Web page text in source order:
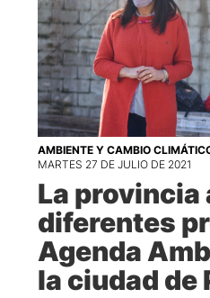
AMBIENTE Y CAMBIO
MARTES 27 DE JULIO DE 2021
La provincia
diferentes
Agenda
la ciudad de